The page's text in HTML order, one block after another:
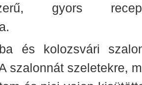
gyors
és kolozsvári
szalonnát szeletekre,